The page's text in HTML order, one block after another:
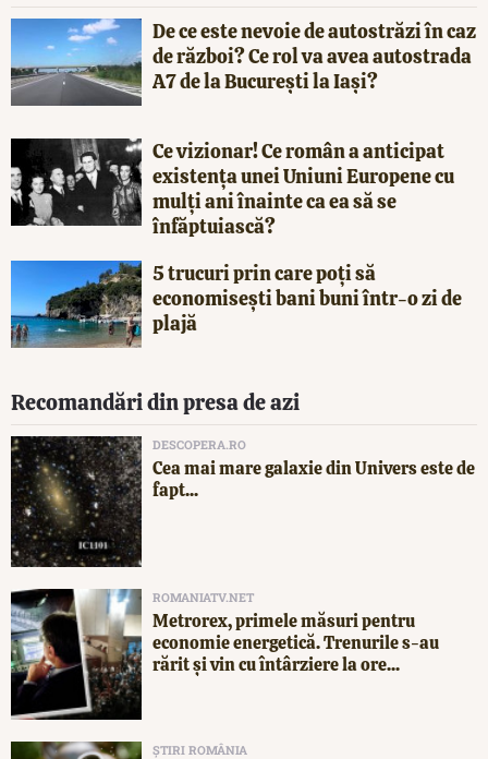
De ce este nevoie de autostrăzi în caz
de război? Ce rol va avea autostrada
A7 de la București la Iași?
Ce vizionar! Ce român a anticipat
existența unei Uniuni Europene cu
mulți ani înainte ca ea să se
înfăptuiască?
5 trucuri prin care poți să
economisești bani buni într-o zi de
plajă
Recomandări din presa de azi
DESCOPERA.RO
Cea mai mare galaxie din Univers este de
fapt...
ROMANIATV.NET
Metrorex, primele măsuri pentru
economie energetică. Trenurile s-au
rărit și vin cu întârziere la ore...
ȘTIRI ROMÂNIA